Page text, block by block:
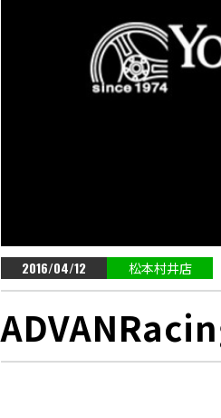
2016/04/12 松本村井店